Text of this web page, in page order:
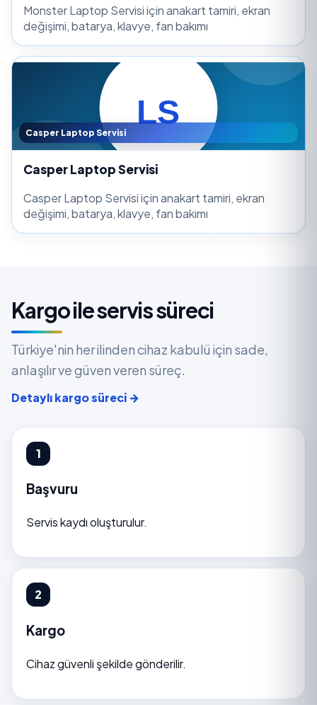
Monster Laptop Servisi için anakart tamiri, ekran
değişimi, batarya, klavye, fan bakımı
Casper Laptop Servisi
Casper Laptop Servisi
Casper Laptop Servisi için anakart tamiri, ekran
değişimi, batarya, klavye, fan bakımı
Kargo ile servis süreci
Türkiye'nin her ilinden cihaz kabulü için sade,
anlaşılır ve güven veren süreç.
Detaylı kargo süreci →
Başvuru
Servis kaydı oluşturulur.
Kargo
Cihaz güvenli şekilde gönderilir.